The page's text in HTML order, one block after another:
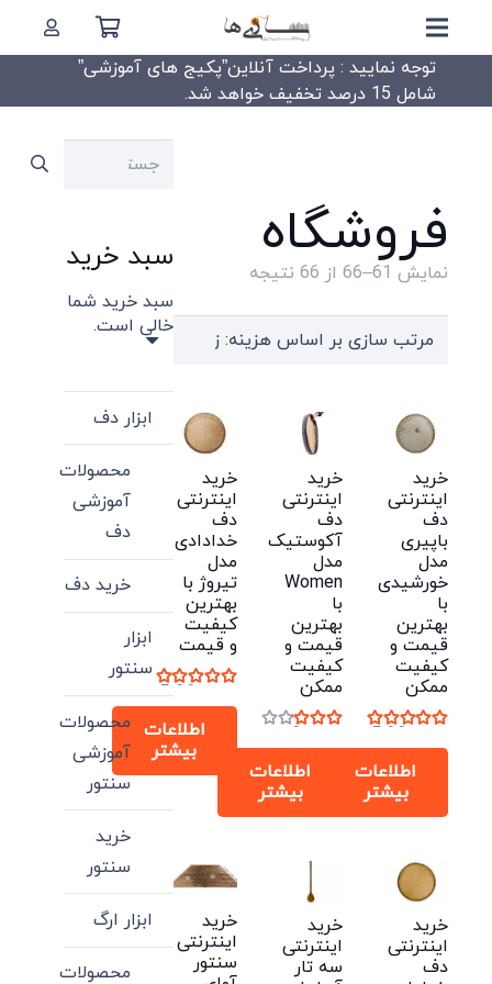
توجه نمایید : پرداخت آنلاین”پکیج های آموزشی”
شامل 15 درصد تخفیف خواهد شد.
فروشگاه
نمایش 61–66 از 66 نتیجه
price:
low
خرید
اینترنتی
دف
باپیری
مدل
خورشیدی
با
بهترین
قیمت و
کیفیت
ممکن
5.00
اطلاعات
بیشتر
خرید
اینترنتی
دف
آکوستیک
مدل
Women
با
بهترین
قیمت و
کیفیت
ممکن
3.00
اطلاعات
بیشتر
خرید
اینترنتی
دف
خدادادی
مدل
تیروژ با
بهترین
کیفیت
و قیمت
5.00از 5
اطلاعات
بیشتر
خرید
اینترنتی
دف
خرید
اینترنتی
سه تار
خرید
اینترنتی
سنتور
جستجو
سبد خرید
سبد خرید شما
خالی است.
ابزار دف
محصولات
آموزشی
دف
خرید دف
ابزار
سنتور
محصولات
آموزشی
سنتور
خرید
سنتور
ابزار ارگ
محصولات